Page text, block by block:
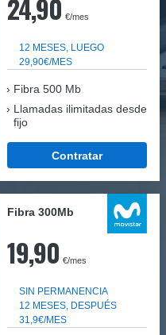
24,90 €/mes
12 MESES, LUEGO
29,90€/MES
Fibra 500 Mb
Llamadas ilimitadas desde
fijo
Contratar
Fibra 300Mb
19,90 €/mes
SIN PERMANENCIA
12 MESES, DESPUÉS
31,9€/MES